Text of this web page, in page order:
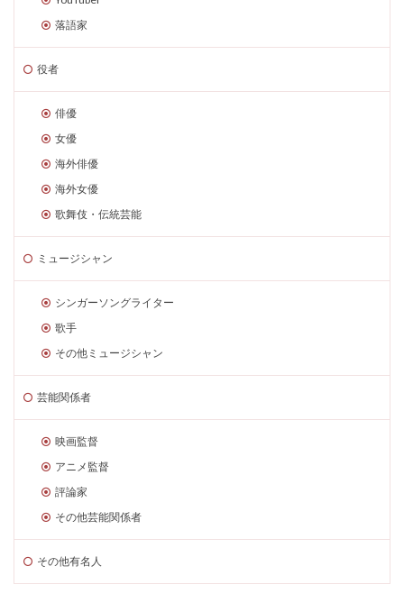
落語家
役者
俳優
女優
海外俳優
海外女優
歌舞伎・伝統芸能
ミュージシャン
シンガーソングライター
歌手
その他ミュージシャン
芸能関係者
映画監督
アニメ監督
評論家
その他芸能関係者
その他有名人